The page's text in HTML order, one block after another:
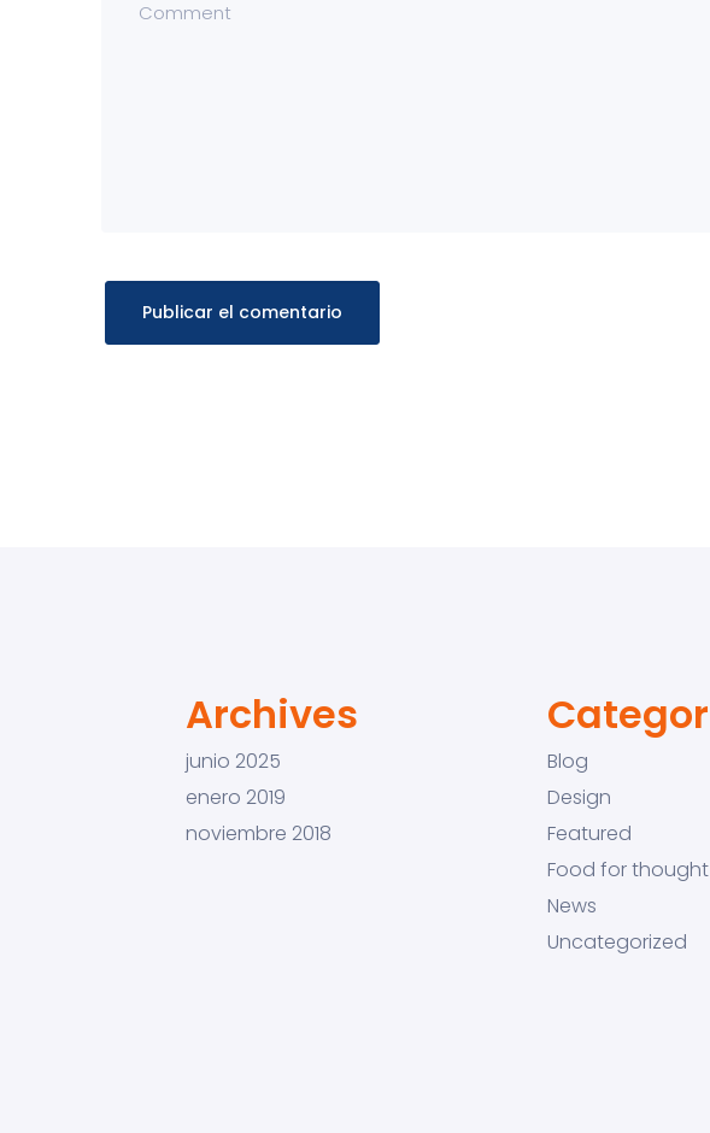
Archives
junio 2025
enero 2019
noviembre 2018
Blog
Design
Featured
Food for thought
News
Uncategorized